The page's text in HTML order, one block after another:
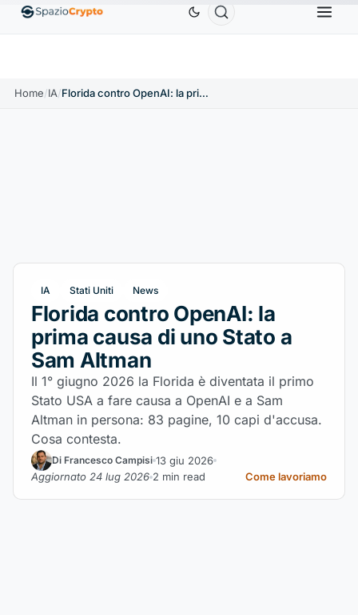
↑1.10% EthereumETH1.880,58 USD ↑1.90% Tether ↑0.00%
Home/IA/ Florida contro OpenAI: la prima causa di uno Stato a Sam Altman
IA Stati Uniti News
Florida contro OpenAI: la
prima causa di uno Stato a
Sam Altman
Il 1° giugno 2026 la Florida è diventata il primo
Stato USA a fare causa a OpenAI e a Sam
Altman in persona: 83 pagine, 10 capi d'accusa.
Cosa contesta.
Di Francesco Campisi 13 giu 2026
Aggiornato 24 lug 2026 2 min read Come lavoriamo